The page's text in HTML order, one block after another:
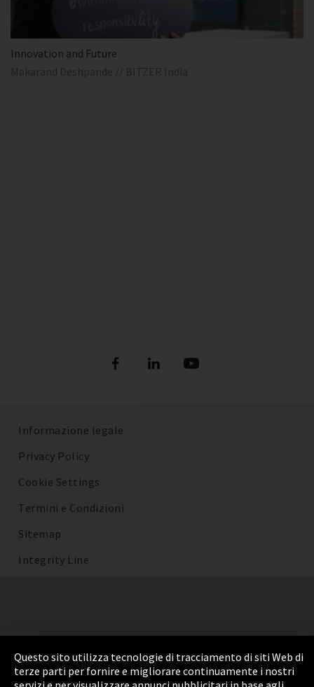
Innovation and Future
Makarand Deshpande // BITZER India
Informazione legale
Privacy Policy
Cookie Settings
Termini e Condizioni
Sitemap
Integrity Line
Questo sito utilizza tecnologie di tracciamento di siti Web di
terze parti per fornire e migliorare continuamente i nostri